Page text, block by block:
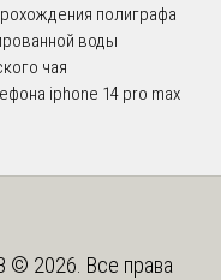
полиграфа
воды
чая
iphone 14 pro max
2026. Все права